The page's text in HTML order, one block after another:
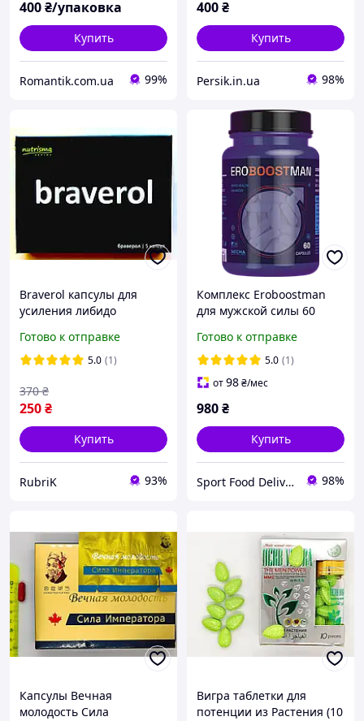
400₴/упаковка
Купить
Romantik.com.ua 99%
400₴
Купить
Persik.in.ua 98%
Braverol капсулы для
усиления либидо
Готово к отправке
5.0 (1)
250₴
370 ₴
Купить
RubriK 93%
Комплекс Eroboostman
для мужской силы 60
Готово к отправке
5.0 (1)
от98₴/мес
980₴
Купить
Sport Food Delivery 98%
Капсулы Вечная
молодость Сила
Вигра таблетки для
потенции из Растения (10